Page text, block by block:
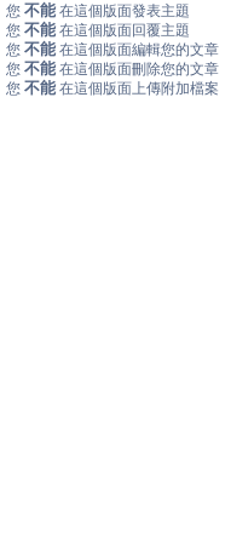
您 不能 在這個版面發表主題
您 不能 在這個版面回覆主題
您 不能 在這個版面編輯您的文章
您 不能 在這個版面刪除您的文章
您 不能 在這個版面上傳附加檔案